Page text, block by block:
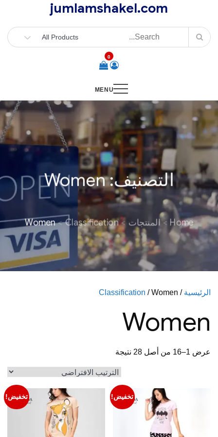
content
jumlamshakel.com
0
MENU
التصنيف:Women
Home المنتجات Classification
Women
الرئيسية /
Classification / Women
Women
عرض 1–16 من أصل 28 نتيجة
تخفيض! تخفيض!